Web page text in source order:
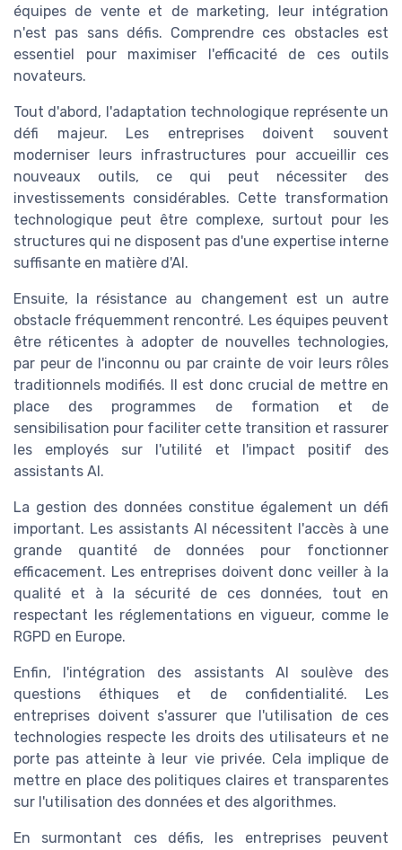
équipes de vente et de marketing, leur intégration
n'est pas sans défis. Comprendre ces obstacles est
essentiel pour maximiser l'efficacité de ces outils
novateurs.
Tout d'abord, l'adaptation technologique représente un
défi majeur. Les entreprises doivent souvent
moderniser leurs infrastructures pour accueillir ces
nouveaux outils, ce qui peut nécessiter des
investissements considérables. Cette transformation
technologique peut être complexe, surtout pour les
structures qui ne disposent pas d'une expertise interne
suffisante en matière d'AI.
Ensuite, la résistance au changement est un autre
obstacle fréquemment rencontré. Les équipes peuvent
être réticentes à adopter de nouvelles technologies,
par peur de l'inconnu ou par crainte de voir leurs rôles
traditionnels modifiés. Il est donc crucial de mettre en
place des programmes de formation et de
sensibilisation pour faciliter cette transition et rassurer
les employés sur l'utilité et l'impact positif des
assistants AI.
La gestion des données constitue également un défi
important. Les assistants AI nécessitent l'accès à une
grande quantité de données pour fonctionner
efficacement. Les entreprises doivent donc veiller à la
qualité et à la sécurité de ces données, tout en
respectant les réglementations en vigueur, comme le
RGPD en Europe.
Enfin, l'intégration des assistants AI soulève des
questions éthiques et de confidentialité. Les
entreprises doivent s'assurer que l'utilisation de ces
technologies respecte les droits des utilisateurs et ne
porte pas atteinte à leur vie privée. Cela implique de
mettre en place des politiques claires et transparentes
sur l'utilisation des données et des algorithmes.
En surmontant ces défis, les entreprises peuvent